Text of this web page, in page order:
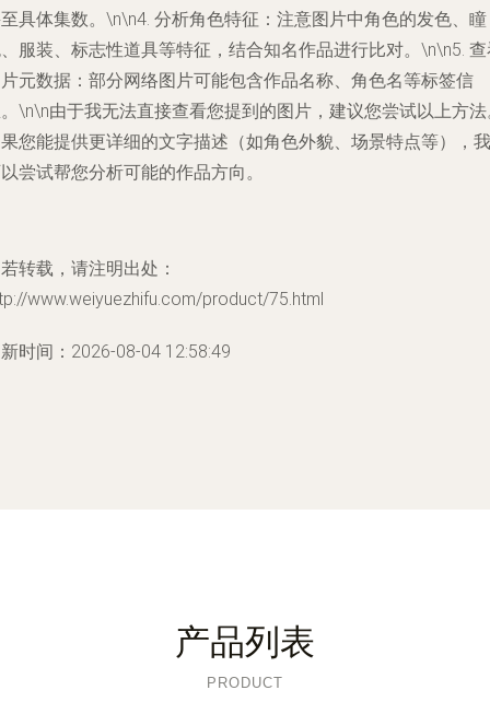
具体集数。\n\n4. 分析角色特征 ：注意图片中角色的发色、瞳
服装、标志性道具等特征，结合知名作品进行比对。\n\n5.
元数据 ：部分网络图片可能包含作品名称、角色名等标签信
\n\n由于我无法直接查看您提到的图片，建议您尝试以上方
您能提供更详细的文字描述（如角色外貌、场景特点等），我
尝试帮您分析可能的作品方向。
转载，请注明出处：
www.weiyuezhifu.com/product/75.html
时间：2026-08-04 12:58:49
产品列表
PRODUCT